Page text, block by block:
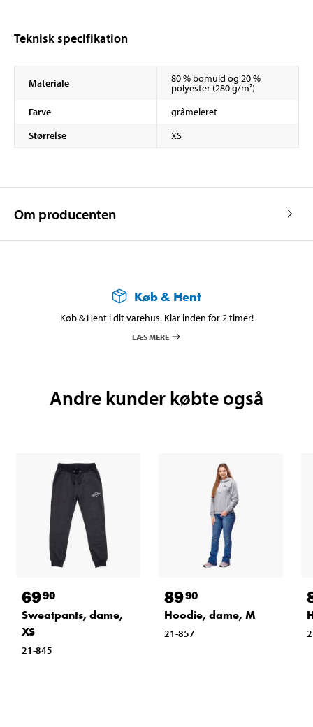
Teknisk specifikation
Materiale 80 % bomuld og 20 %
polyester (280 g/m²)
Farve
gråmeleret
Størrelse
XS
Om producenten
Køb & Hent
Køb & Hent i dit varehus. Klar inden for 2 timer!
LÆS MERE
Andre kunder købte også
6990
Sweatpants, dame,
XS
21-845
8990
Hoodie, dame, M
21-857